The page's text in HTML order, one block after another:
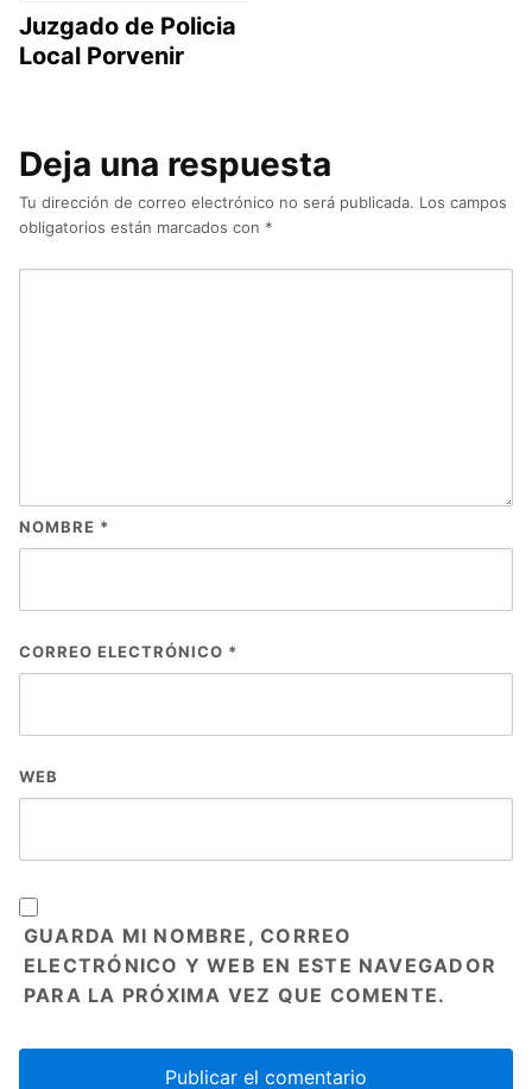
Juzgado de Policia
Local Porvenir
Deja una respuesta
Tu dirección de correo electrónico no será publicada. Los campos
obligatorios están marcados con *
NOMBRE *
CORREO ELECTRÓNICO *
WEB
GUARDA MI NOMBRE, CORREO
ELECTRÓNICO Y WEB EN ESTE NAVEGADOR
PARA LA PRÓXIMA VEZ QUE COMENTE.